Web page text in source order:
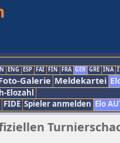
ENG ESP FAI FIN FRA GER GRE INA
Galerie Meldekartei
Elozahl
FIDE Spieler anmelden Elo